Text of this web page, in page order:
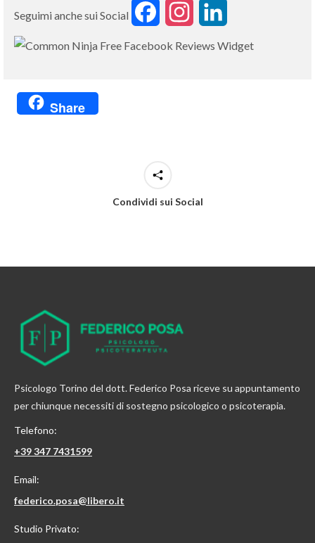
Seguimi anche sui Social FacebookInstagram
Free Facebook Reviews Widget
Share
Condividi sui Social
Psicologo Torino del dott. Federico Posa riceve su appuntamento
per chiunque necessiti di sostegno psicologico o psicoterapia.
Telefono:
+39 347 7431599
Email:
federico.posa@libero.it
Studio Privato: